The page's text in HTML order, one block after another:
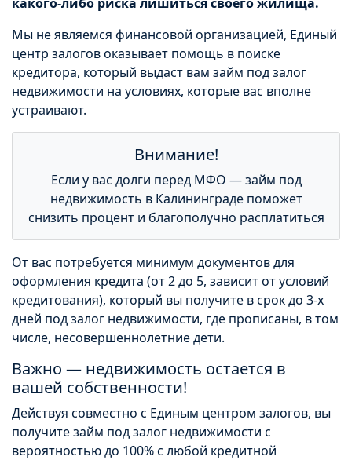
Мы не являемся финансовой организацией, Единый
центр залогов оказывает помощь в поиске
кредитора, который выдаст вам займ под залог
недвижимости на условиях, которые вас вполне
устраивают.
Внимание!
Если у вас долги перед МФО — займ под
недвижимость в Калининграде поможет
снизить процент и благополучно расплатиться
От вас потребуется минимум документов для
оформления кредита (от 2 до 5, зависит от условий
кредитования), который вы получите в срок до 3-х
дней под залог недвижимости, где прописаны, в том
числе, несовершеннолетние дети.
Важно — недвижимость остается в
вашей собственности!
Действуя совместно с Единым центром залогов, вы
получите займ под залог недвижимости с
вероятностью до 100% с любой кредитной